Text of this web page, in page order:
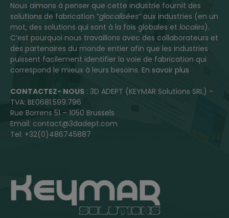
Nous aimons à penser que cette industrie fournit des
solutions de fabrication “glocalisées” aux industries (en un
mot, des solutions qui sont à la fois globales et locales).
C’est pourquoi nous travaillons avec des collaborateurs et
des partenaires du monde entier afin que les industries
puissent facilement identifier la voie de fabrication qui
correspond le mieux à leurs besoins. En savoir plus
CONTACTEZ- NOUS : 3D ADEPT (KEYMAR Solutions SRL) –
TVA: BE0681.599.796
Rue Borrens 51 – 1050 Brussels
Email: contact@3dadept.com
Tel: +32(0)486745887